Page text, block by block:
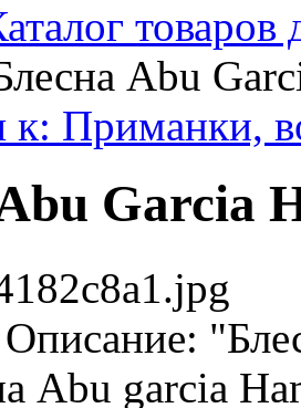
Abu
к: Приманки,
Garcia
Описание:
Abu garcia